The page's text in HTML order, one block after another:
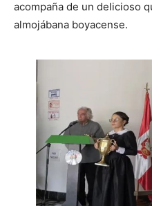
acompaña de un delicioso
almojábana boyacense.